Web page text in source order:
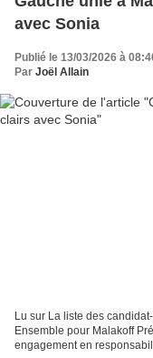
avec Sonia
Publié le 13/03/2026 à
Par Joël Allain
Lu sur La liste des
Ensemble pour Malakoff
engagement en